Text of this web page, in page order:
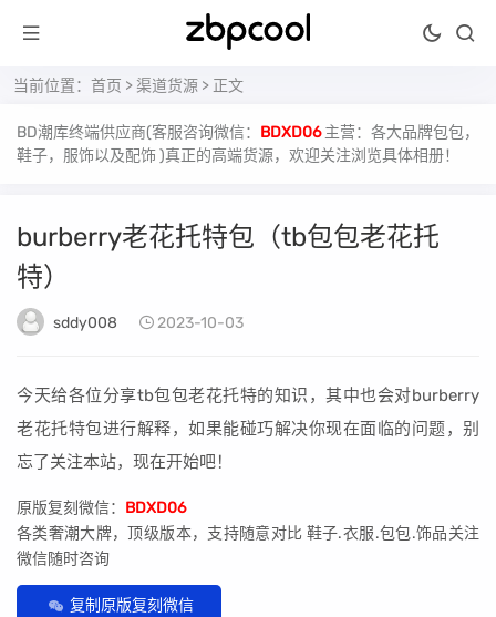
当前位置： 首页 > 渠道货源 > 正文
BD潮库终端供应商(客服咨询微信： BDXD06 主营：各大品牌包包，
鞋子，服饰以及配饰 )真正的高端货源，欢迎关注浏览具体相册！
burberry老花托特包（tb包包老花托
特）
sddy008 2023-10-03
今天给各位分享tb包包老花托特的知识，其中也会对burberry
老花托特包进行解释，如果能碰巧解决你现在面临的问题，别
忘了关注本站，现在开始吧！
原版复刻微信： BDXD06
各类奢潮大牌，顶级版本，支持随意对比 鞋子.衣服.包包.饰品关注
微信随时咨询
复制原版复刻微信